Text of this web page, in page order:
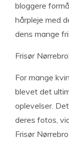
bloggere
hårpleje med
dens mange
Frisør
For mange
blevet det
oplevelser.
deres fotos,
Frisør